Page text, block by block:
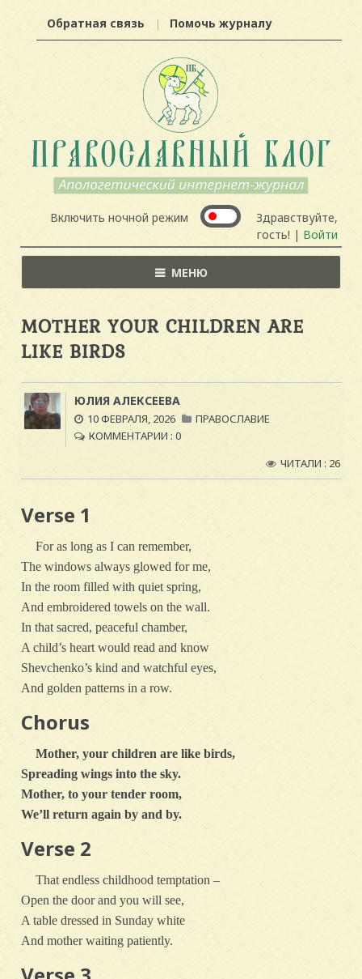
Обратная связь Помочь журналу
Включить ночной режим
Здравствуйте,
гость! | Войти
МЕНЮ
MOTHER YOUR CHILDREN ARE
LIKE BIRDS
ЮЛИЯ АЛЕКСЕЕВА
10 ФЕВРАЛЯ, 2026
ПРАВОСЛАВИЕ
КОММЕНТАРИИ : 0
ЧИТАЛИ : 26
Verse 1
For as long as I can remember,
The windows always glowed for me,
In the room filled with quiet spring,
And embroidered towels on the wall.
In that sacred, peaceful chamber,
A child’s heart would read and know
Shevchenko’s kind and watchful eyes,
And golden patterns in a row.
Chorus
Mother, your children are like birds,
Spreading wings into the sky.
Mother, to your tender room,
We’ll return again by and by.
Verse 2
That endless childhood temptation –
Open the door and you will see,
A table dressed in Sunday white
And mother waiting patiently.